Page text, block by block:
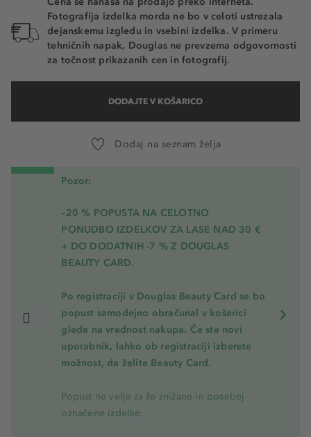
Fotografija izdelka morda ne bo v celoti ustrezala
dejanskemu izgledu in vsebini izdelka. V primeru
tehničnih napak, Douglas ne prevzema odgovornosti
za točnost prikazanih cen in fotografij.
DODAJTE V KOŠARICO
Dodaj na seznam želja
Pozor:
–20 % POPUSTA NA CELOTNO
PONUDBO IZDELKOV ZA LASE NAD 30 €
+ DO DODATNIH -7 % Z DOUGLAS
BEAUTY CARD.
Po registraciji v Douglas Beauty Card se bo
popust samodejno obračunal v košarici
glede na vrednost nakupa. Če ste novi
uporabnik, lahko ob registraciji izberete
možnost, da želite Beauty Card.
Popust ne velja za že znižane in posebej
označene izdelke.